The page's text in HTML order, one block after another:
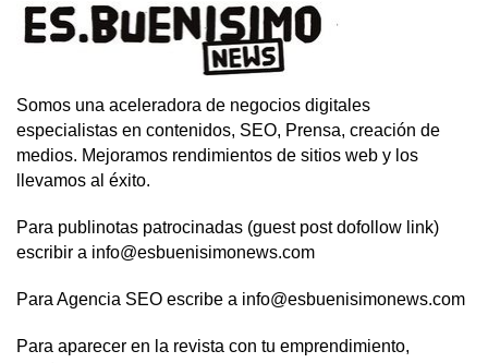
Somos una aceleradora de negocios digitales
especialistas en contenidos, SEO, Prensa, creación de
medios. Mejoramos rendimientos de sitios web y los
llevamos al éxito.
Para publinotas patrocinadas (guest post dofollow link)
escribir a info@esbuenisimonews.com
Para Agencia SEO escribe a info@esbuenisimonews.com
Para aparecer en la revista con tu emprendimiento,